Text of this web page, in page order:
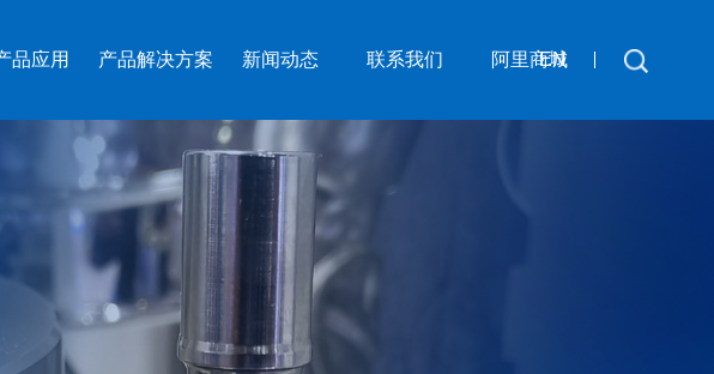
品应用 产品解决方案 新闻动态 联系我们 阿里商城
EN